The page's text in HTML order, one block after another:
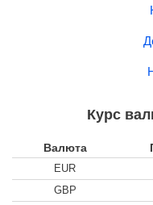
Курс
Валюта
EUR
GBP